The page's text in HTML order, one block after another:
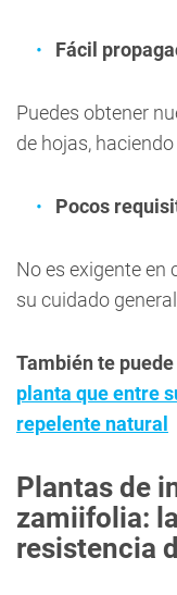
Fácil
Puedes obtener
de hojas,
Pocos
No es exigente en
su cuidado
También te
planta que entre
repelente natural
Plantas de
zamiifolia:
resistencia